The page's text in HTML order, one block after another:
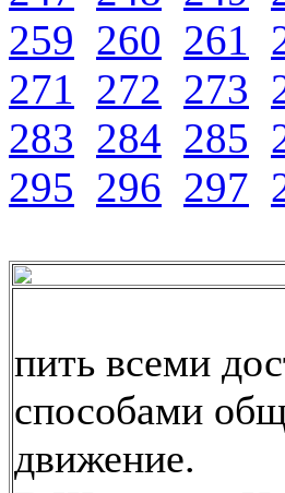
259 260 261
271 272 273
283 284 285
295 296 297
пить всеми
способами
движение.